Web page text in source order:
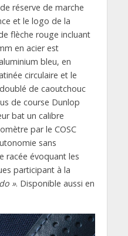
réserve de marche
et le logo de la
flèche rouge incluant
en acier est
bleu, en
circulaire et le
de caoutchouc
de course Dunlop
bat un calibre
par le COSC
sans
racée évoquant les
participant à la
». Disponible aussi en